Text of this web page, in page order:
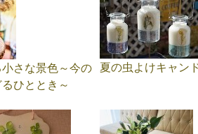
さな景色～今の
ひととき～
夏の虫よけキャン